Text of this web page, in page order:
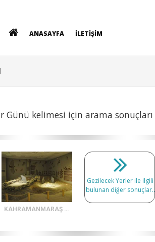
ANASAYFA İLETİŞİM
Günü kelimesi için arama sonuçları
KAHRAMANMARAŞ ARKEOLOJİ MÜZESİ
Gezilecek Yerler ile ilgili
bulunan diğer sonuçlar..